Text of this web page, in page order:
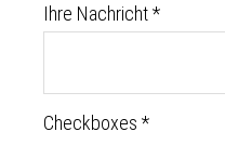
Ihre Nachricht*
Checkboxes *